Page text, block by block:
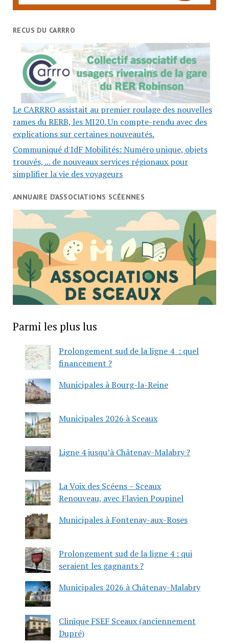
RECUS DU CARRRO
Le CARRRO assistait au premier roulage des nouvelles
rames du RERB, les MI20. Un compte-rendu avec des
explications sur certaines nouveautés.
Communiqué d'IdF Mobilités: Numéro unique, objets
trouvés, ... de nouveaux services régionaux pour
simplifier la vie des voyageurs
ANNUAIRE D’ASSOCIATIONS SCÉENNES
Parmi les plus lus
Prolongement sud de la ligne 4 : quel
financement ?
Municipales à Bourg-la-Reine
Municipales 2026 à Sceaux
Ligne 4 jusqu’à Châtenay-Malabry ?
La Voix des Scéens – Sceaux
Renouveau, avec Flavien Poupinel
Municipales à Fontenay-aux-Roses
Prolongement sud de la ligne 4 : qui
seraient les gagnants ?
Municipales 2026 à Châtenay-Malabry
Clinique FSEF Sceaux (anciennement
Dupré)